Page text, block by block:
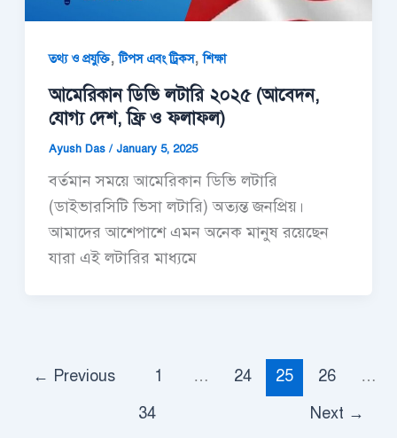
তথ্য ও প্রযুক্তি,টিপস এবং ট্রিকস,শিক্ষা
আমেরিকান ডিভি লটারি ২০২৫ (আবেদন,
যোগ্য দেশ, ফ্রি ও ফলাফল)
Ayush Das /January 5, 2025
বর্তমান সময়ে আমেরিকান ডিভি লটারি
(ডাইভারসিটি ভিসা লটারি) অত্যন্ত জনপ্রিয়।
আমাদের আশেপাশে এমন অনেক মানুষ রয়েছেন
যারা এই লটারির মাধ্যমে
← Previous 1 … 24 25 26
…
34
Next →